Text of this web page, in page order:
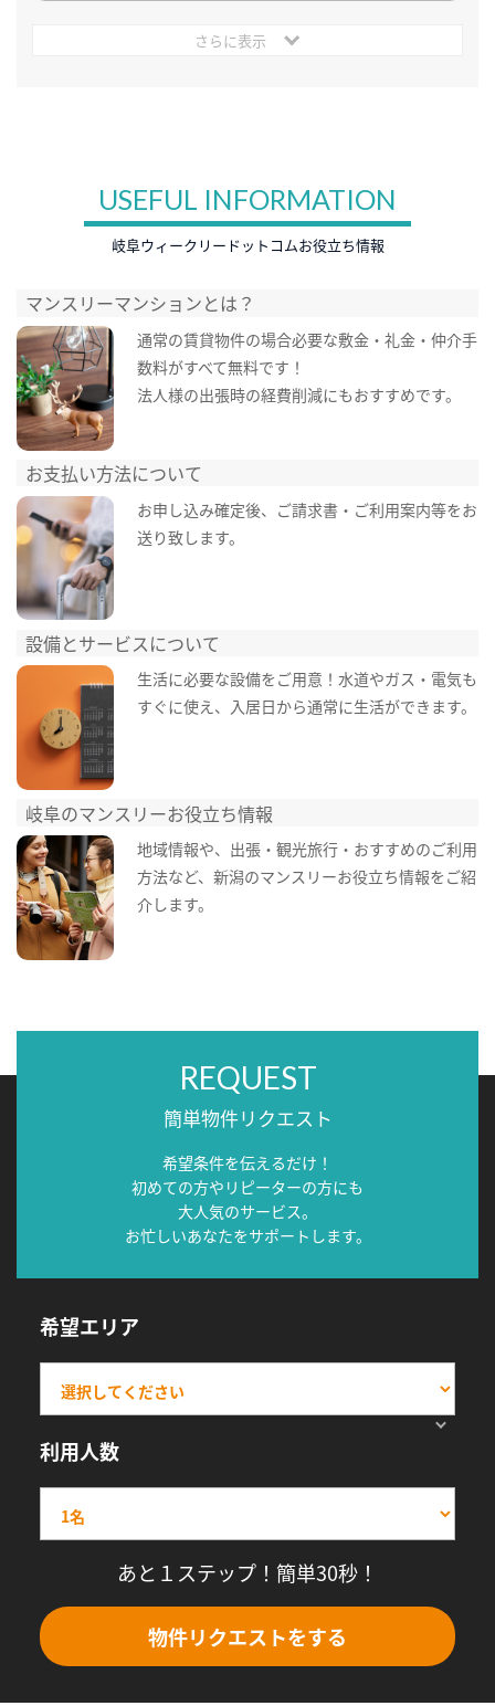
さらに表示
USEFUL INFORMATION
岐阜ウィークリードットコムお役立ち情報
マンスリーマンションとは？
通常の賃貸物件の場合必要な敷金・礼金・仲介手
数料がすべて無料です！
法人様の出張時の経費削減にもおすすめです。
お支払い方法について
お申し込み確定後、ご請求書・ご利用案内等をお
送り致します。
設備とサービスについて
生活に必要な設備をご用意！水道やガス・電気も
すぐに使え、入居日から通常に生活ができます。
岐阜のマンスリーお役立ち情報
地域情報や、出張・観光旅行・おすすめのご利用
方法など、新潟のマンスリーお役立ち情報をご紹
介します。
REQUEST
簡単物件リクエスト
希望条件を伝えるだけ！
初めての方やリピーターの方にも
大人気のサービス。
お忙しいあなたをサポートします。
希望エリア
利用人数
あと１ステップ！簡単30秒！
物件リクエストをする